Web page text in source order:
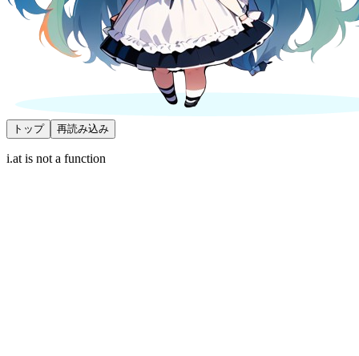
トップ 再読み込み
i.at is not a function